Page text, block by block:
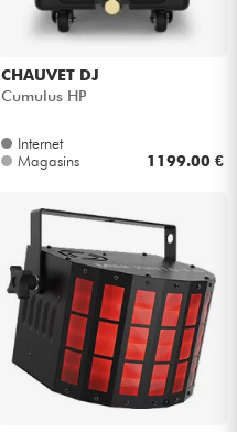
CHAUVET DJ
Cumulus HP
Internet
Magasins
1199.00 €